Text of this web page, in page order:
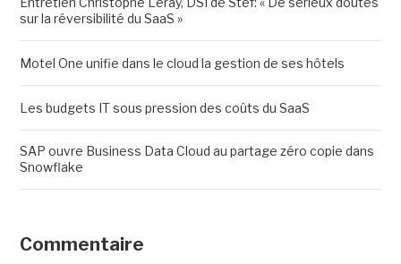
sur la réversibilité du SaaS »
Motel One unifie dans le cloud la gestion de ses hôtels
Les budgets IT sous pression des coûts du SaaS
SAP ouvre Business Data Cloud au partage zéro copie dans
Snowflake
Commentaire